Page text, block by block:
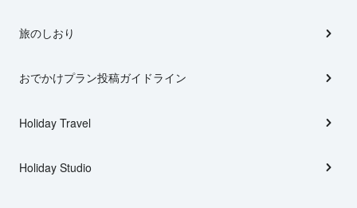
旅のしおり
おでかけプラン投稿ガイドライン
Holiday Travel
Holiday Studio